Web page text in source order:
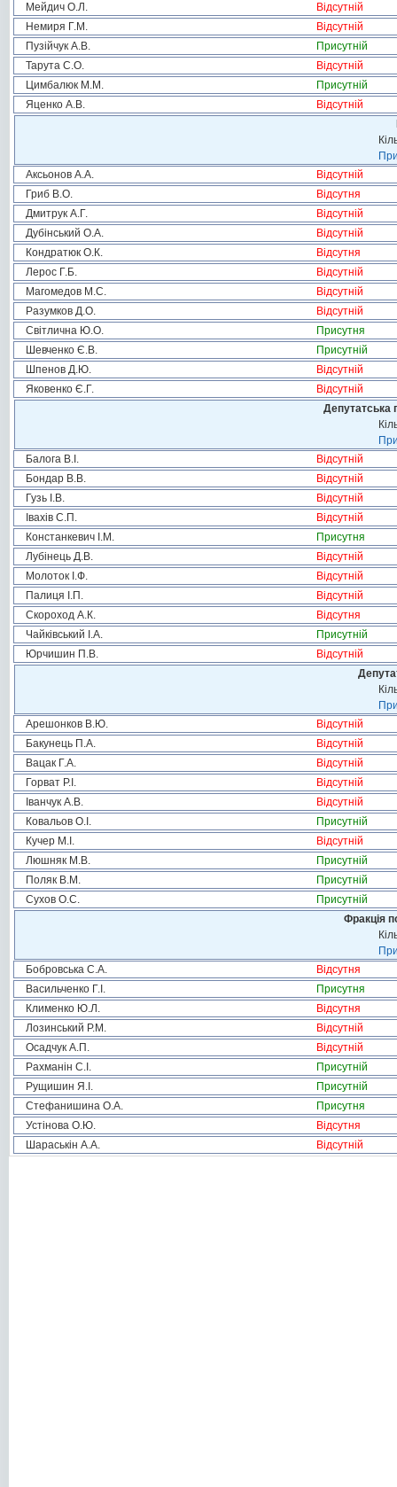
Мейдич О.Л.
Відсутній
Немиря Г.М.
Відсутній
Пузійчук А.В.
Присутній
Тарута С.О.
Відсутній
Цимбалюк М.М.
Присутній
Яценко А.В.
Відсутній
Аксьонов А.А.
Відсутній
Гриб В.О.
Відсутня
Дмитрук А.Г.
Відсутній
Дубінський О.А.
Відсутній
Кондратюк О.К.
Відсутня
Лерос Г.Б.
Відсутній
Магомедов М.С.
Відсутній
Разумков Д.О.
Відсутній
Світлична Ю.О.
Присутня
Шевченко Є.В.
Присутній
Шпенов Д.Ю.
Відсутній
Яковенко Є.Г.
Відсутній
Депутатська
Балога В.І.
Відсутній
Бондар В.В.
Відсутній
Гузь І.В.
Відсутній
Івахів С.П.
Відсутній
Констанкевич І.М.
Присутня
Лубінець Д.В.
Відсутній
Молоток І.Ф.
Відсутній
Палиця І.П.
Відсутній
Скороход А.К.
Відсутня
Чайківський І.А.
Присутній
Юрчишин П.В.
Відсутній
Арешонков В.Ю.
Відсутній
Бакунець П.А.
Відсутній
Вацак Г.А.
Відсутній
Горват Р.І.
Відсутній
Іванчук А.В.
Відсутній
Ковальов О.І.
Присутній
Кучер М.І.
Відсутній
Люшняк М.В.
Присутній
Поляк В.М.
Присутній
Сухов О.С.
Присутній
Фракція
Бобровська С.А.
Відсутня
Васильченко Г.І.
Присутня
Клименко Ю.Л.
Відсутня
Лозинський Р.М.
Відсутній
Осадчук А.П.
Відсутній
Рахманін С.І.
Присутній
Рущишин Я.І.
Присутній
Стефанишина О.А.
Присутня
Устінова О.Ю.
Відсутня
Шараськін А.А.
Відсутній